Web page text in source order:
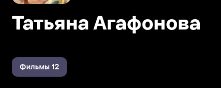
Татьяна Агафонова
Фильмы 12